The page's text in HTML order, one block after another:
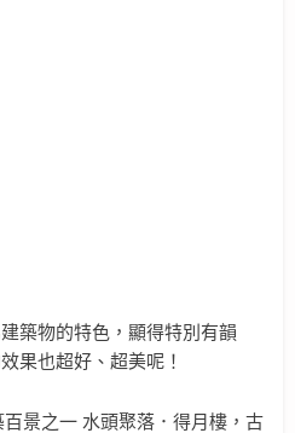
築物的特色，顯得特別有韻
果也超好、超美呢！